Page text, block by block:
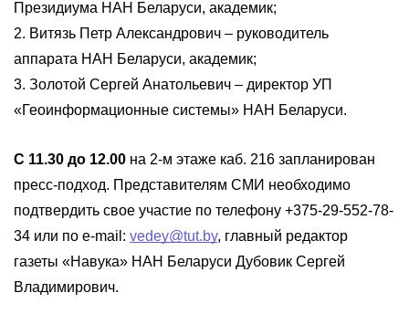
Президиума НАН Беларуси, академик;
2. Витязь Петр Александрович – руководитель
аппарата НАН Беларуси, академик;
3. Золотой Сергей Анатольевич – директор УП
«Геоинформационные системы» НАН Беларуси.
С 11.30 до 12.00 на 2-м этаже каб. 216 запланирован
пресс-подход. Представителям СМИ необходимо
подтвердить свое участие по телефону +375-29-552-78-
34 или по e-mail: vedey@tut.by, главный редактор
газеты «Навука» НАН Беларуси Дубовик Сергей
Владимирович.